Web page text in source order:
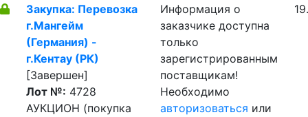
Закупка: Перевозка
г.Мангейм
(Германия) -
г.Кентау (РК)
[Завершен]
Лот №: 4728
АУКЦИОН (покупка
Информация о
заказчике доступна
только
зарегистрированным
поставщикам!
Необходимо
авторизоваться или